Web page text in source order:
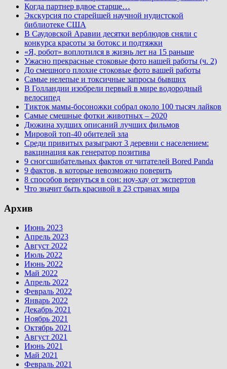
Когда партнер вдвое старше…
Экскурсия по старейшей научной нудистской
библиотеке США
В Саудовской Аравии десятки верблюдов сняли с
конкурса красоты за ботокс и подтяжки
«Я, робот» воплотился в жизнь лет на 15 раньше
Ужасно прекрасные стоковые фото нашей работы (ч. 2)
До смешного плохие стоковые фото вашей работы
Самые нелепые и токсичные запросы бывших
В Голландии изобрели первый в мире водородный
велосипед
Тикток мамы-босоножки собрал около 100 тысяч лайков
Самые смешные фотки животных – 2020
Дюжина худших описаний лучших фильмов
Мировой топ-40 обителей зла
Среди привитых разыграют 3 деревни с населением:
вакцинация как генератор позитива
9 сногсшибательных фактов от читателей Bored Panda
9 фактов, в которые невозможно поверить
8 способов вернуться в сон: ноу-хау от экспертов
Что значит быть красивой в 23 странах мира
Архив
Июнь 2023
Апрель 2023
Август 2022
Июль 2022
Июнь 2022
Май 2022
Апрель 2022
Февраль 2022
Январь 2022
Декабрь 2021
Ноябрь 2021
Октябрь 2021
Август 2021
Июнь 2021
Май 2021
Февраль 2021